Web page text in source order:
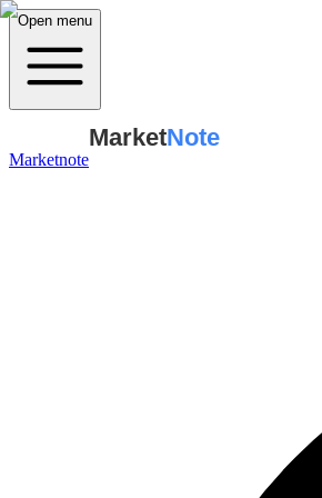
Open menu
Marketnote
MarketNote